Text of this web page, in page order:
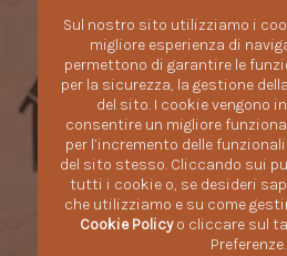
Sul nostro sito utilizziamo i
migliore esperienza di
permettono di garantire le
per la sicurezza, la gestione
del sito. I cookie vengono
consentire un migliore
per l’incremento delle
del sito stesso. Cliccando sui
tutti i cookie o, se desideri
che utilizziamo e su come
Cookie Policyo cliccare sul
Preferenze.